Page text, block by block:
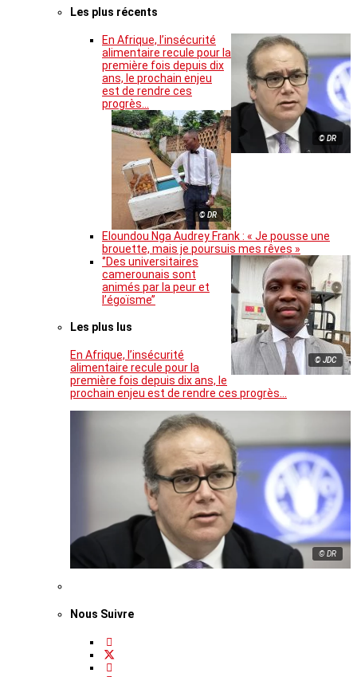
Les plus récents
© DR
En Afrique, l’insécurité
alimentaire recule pour la
première fois depuis dix
ans, le prochain enjeu
est de rendre ces
progrès…
© DR
Eloundou Nga Audrey Frank : « Je pousse une
brouette, mais je poursuis mes rêves »
© JDC
‘’Des universitaires
camerounais sont
animés par la peur et
l’égoïsme’’
Les plus lus
En Afrique, l’insécurité
alimentaire recule pour la
première fois depuis dix ans, le
prochain enjeu est de rendre ces progrès…
© DR
Nous Suivre